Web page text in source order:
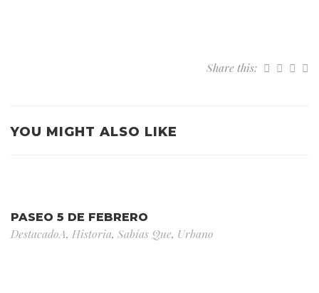
Share this:
YOU MIGHT ALSO LIKE
PASEO 5 DE FEBRERO
DestacadoA, Historia, Sabías Que, Urbano